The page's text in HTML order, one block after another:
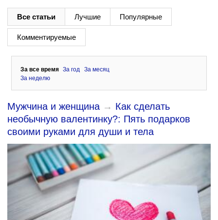
Все статьи Лучшие Популярные
Комментируемые
За все время За год
За месяц
За неделю
Мужчина и женщина → Как сделать
необычную валентинку?: Пять подарков
своими руками для души и тела